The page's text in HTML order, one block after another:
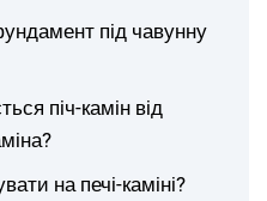
під чавунну
піч-камін від
на печі-каміні?